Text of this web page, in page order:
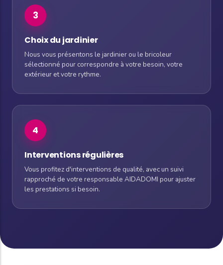
3
Choix du jardinier
Nous vous présentons le jardinier ou le bricoleur
sélectionné pour correspondre à votre besoin, votre
extérieur et votre rythme.
4
Interventions régulières
Vous profitez d'interventions de qualité, avec un suivi
rapproché de votre responsable AIDADOMI pour ajuster
les prestations si besoin.